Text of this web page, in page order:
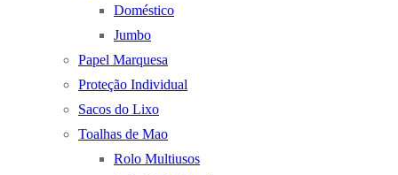
Doméstico
Jumbo
Papel Marquesa
Proteção Individual
Sacos do Lixo
Toalhas de Mao
Rolo Multiusos